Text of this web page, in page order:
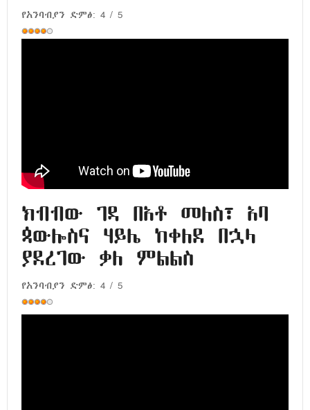
የአንባብያን ድምፅ: 4 / 5
ክብብው ገዳ በአቶ መለስ፣ አባ
ጳውሎስና ሃይሌ ከቀለደ በኋላ
ያደረገው ቃለ ምልልስ
የአንባብያን ድምፅ: 4 / 5